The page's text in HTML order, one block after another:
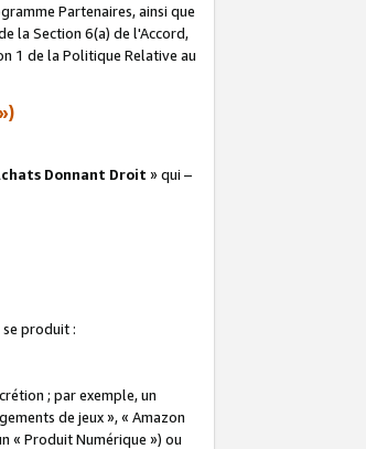
Partenaires, ainsi que
la Section 6(a) de l'Accord,
1 de la Politique Relative au
Donnant Droit » qui –
produit :
; par exemple, un
de jeux », « Amazon
« Produit Numérique ») ou